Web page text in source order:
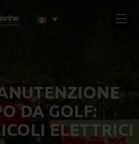
DA GOLF:
ELETTRICI